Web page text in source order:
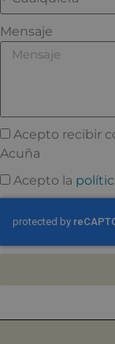
Mensaje
Acepto recibir
Acuña
Acepto la